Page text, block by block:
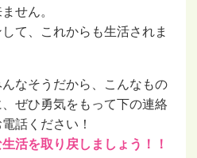
せん。
て、これからも生活されま
なそうだから、こんなもの
ぜひ勇気をもって下の連絡
話ください！
活を取り戻しましょう！！